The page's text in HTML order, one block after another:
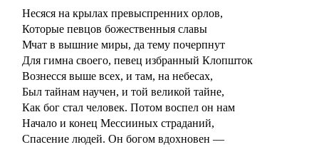
Несяся на крылах превыспренних орлов,
Которые певцов божественныя славы
Мчат в вышние миры, да тему почерпнут
Для гимна своего, певец избранный Клопшток
Вознесся выше всех, и там, на небесах,
Был тайнам научен, и той великой тайне,
Как бог стал человек. Потом воспел он нам
Начало и конец Мессииных страданий,
Спасение людей. Он богом вдохновен —